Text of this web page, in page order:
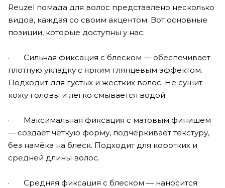
Reuzel помада для волос представлено несколько
видов, каждая со своим акцентом. Вот основные
позиции, которые доступны у нас:
· Сильная фиксация с блеском — обеспечивает
плотную укладку с ярким глянцевым эффектом.
Подходит для густых и жёстких волос. Не сушит
кожу головы и легко смывается водой.
· Максимальная фиксация с матовым финишем
— создаёт чёткую форму, подчёркивает текстуру,
без намёка на блеск. Подходит для коротких и
средней длины волос.
· Средняя фиксация с блеском — наносится